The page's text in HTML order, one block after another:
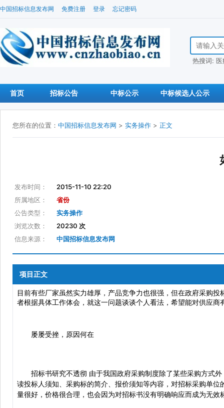
中国招标信息发布网 免费注册 登录 忘记密码
搜索招标信
热搜词:
首页 招标公告 中标公示 中标候选人公示
您所在的位置： 中国招标信息发布网 > 实务操作 > 正文
发布时间：
2015-11-10 22:20
所属地区：
省份
公告类型：
实务操作
浏览次数：
20230 次
信息来源：
中国招标信息发布网
项目正文